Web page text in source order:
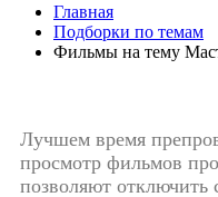
Главная
Подборки по темам
Фильмы на тему
Лучшем время
просмотр фильмов
позволяют отключить